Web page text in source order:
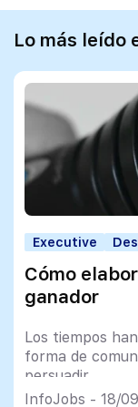
Lo más leído
Executive
Cómo
ganador
Los tiempos
forma de
persuadir
InfoJobs - 18/